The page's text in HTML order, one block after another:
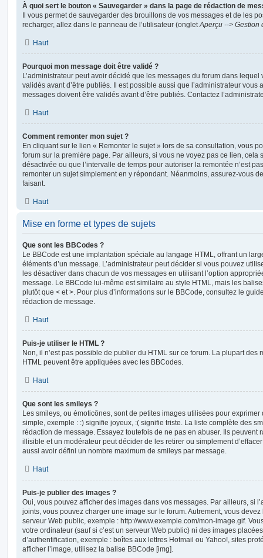
À quoi sert le bouton « Sauvegarder » dans la page de rédaction de
Il vous permet de sauvegarder des brouillons de vos messages et de les
recharger, allez dans le panneau de l’utilisateur (onglet Aperçu --> Gestion
Haut
Pourquoi mon message doit être validé ?
L’administrateur peut avoir décidé que les messages du forum dans lequel
validés avant d’être publiés. Il est possible aussi que l’administrateur vous
messages doivent être validés avant d’être publiés. Contactez
Haut
Comment remonter mon sujet ?
En cliquant sur le lien « Remonter le sujet » lors de sa consultation, vous
forum sur la première page. Par ailleurs, si vous ne voyez pas ce lien, cela
désactivée ou que l’intervalle de temps pour autoriser la remontée n’est
remonter un sujet simplement en y répondant. Néanmoins, assurez-vous
faisant.
Haut
Mise en forme et types de sujets
Que sont les BBCodes ?
Le BBCode est une implantation spéciale au langage HTML, offrant un
éléments d’un message. L’administrateur peut décider si vous pouvez
les désactiver dans chacun de vos messages en utilisant l’option
message. Le BBCode lui-même est similaire au style HTML, mais les
plutôt que < et >. Pour plus d’informations sur le BBCode, consultez le
rédaction de message.
Haut
Puis-je utiliser le HTML ?
Non, il n’est pas possible de publier du HTML sur ce forum. La plupart des
HTML peuvent être appliquées avec les BBCodes.
Haut
Que sont les smileys ?
Les smileys, ou émoticônes, sont de petites images utilisées pour
simple, exemple : :) signifie joyeux, :( signifie triste. La liste complète des
rédaction de message. Essayez toutefois de ne pas en abuser. Ils peuvent
illisible et un modérateur peut décider de les retirer ou simplement
aussi avoir défini un nombre maximum de smileys par message.
Haut
Puis-je publier des images ?
Oui, vous pouvez afficher des images dans vos messages. Par ailleurs, si
joints, vous pouvez charger une image sur le forum. Autrement, vous
serveur Web public, exemple : http://www.exemple.com/mon-image.gif.
votre ordinateur (sauf si c’est un serveur Web public) ni des images
d’authentification, exemple : boîtes aux lettres Hotmail ou Yahoo!, sites
afficher l’image, utilisez la balise BBCode [img].